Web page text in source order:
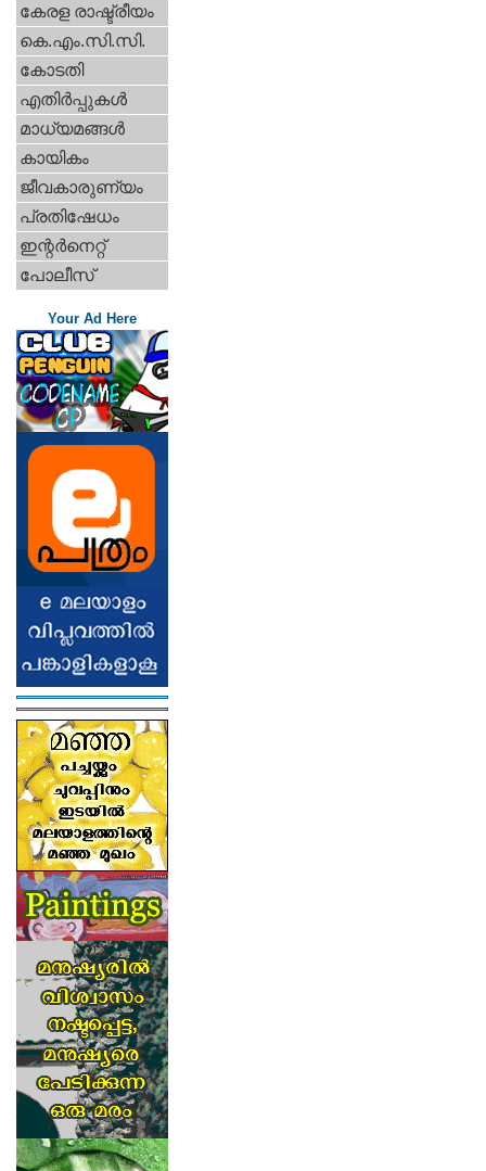
കേരള രാഷ്ട്രീയം
കെ.എം.സി.സി.
കോടതി
എതിര്‍പ്പുകള്‍
മാധ്യമങ്ങള്‍
കായികം
ജീവകാരുണ്യം
പ്രതിഷേധം
ഇന്റര്‍നെറ്റ്‌
പോലീസ്
Your Ad Here